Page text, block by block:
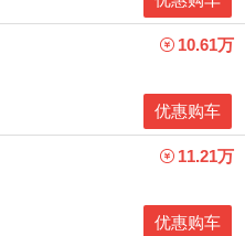
10.61万
优惠购车
11.21万
优惠购车